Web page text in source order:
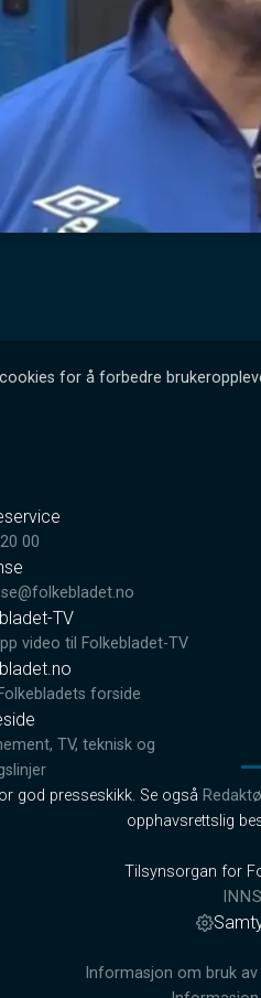
for å forbedre
00
TV
video til Folkebladet-TV
forside
TV, teknisk og
god presseskikk. Se også
opphavsrettslig
Tilsynsorgan for
Informasjon om bruk